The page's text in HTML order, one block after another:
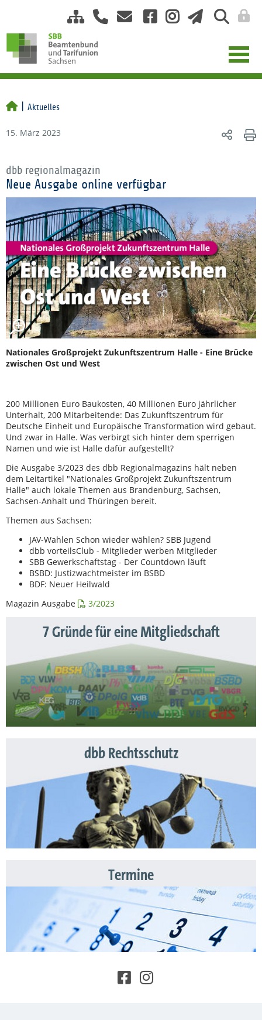
Aktuelles
15. März 2023
dbb regionalmagazin
Neue Ausgabe online verfügbar
Nationales Großprojekt Zukunftszentrum Halle - Eine Brücke
zwischen Ost und West
200 Millionen Euro Baukosten, 40 Millionen Euro jährlicher
Unterhalt, 200 Mitarbeitende: Das Zukunftszentrum für
Deutsche Einheit und Europäische Transformation wird gebaut.
Und zwar in Halle. Was verbirgt sich hinter dem sperrigen
Namen und wie ist Halle dafür aufgestellt?
Die Ausgabe 3/2023 des dbb Regionalmagazins hält neben
dem Leitartikel "Nationales Großprojekt Zukunftszentrum
Halle" auch lokale Themen aus Brandenburg, Sachsen,
Sachsen-Anhalt und Thüringen bereit.
Themen aus Sachsen:
JAV-Wahlen Schon wieder wählen? SBB Jugend
dbb vorteilsClub - Mitglieder werben Mitglieder
SBB Gewerkschaftstag - Der Countdown läuft
BSBD: Justizwachtmeister im BSBD
BDF: Neuer Heilwald
Magazin Ausgabe
3/2023
7 Gründe für eine Mitgliedschaft
dbb Rechtsschutz
Termine